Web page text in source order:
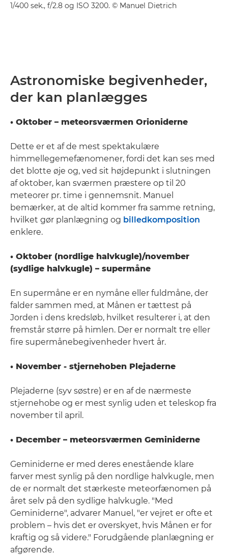
1/400 sek., f/2.8 og ISO 3200. © Manuel Dietrich
Astronomiske begivenheder,
der kan planlægges
• Oktober – meteorsværmen Orioniderne
Dette er et af de mest spektakulære
himmellegemefænomener, fordi det kan ses med
det blotte øje og, ved sit højdepunkt i slutningen
af oktober, kan sværmen præstere op til 20
meteorer pr. time i gennemsnit. Manuel
bemærker, at de altid kommer fra samme retning,
hvilket gør planlægning og billedkomposition
enklere.
• Oktober (nordlige halvkugle)/november
(sydlige halvkugle) – supermåne
En supermåne er en nymåne eller fuldmåne, der
falder sammen med, at Månen er tættest på
Jorden i dens kredsløb, hvilket resulterer i, at den
fremstår større på himlen. Der er normalt tre eller
fire supermånebegivenheder hvert år.
• November - stjernehoben Plejaderne
Plejaderne (syv søstre) er en af de nærmeste
stjernehobe og er mest synlig uden et teleskop fra
november til april.
• December – meteorsværmen Geminiderne
Geminiderne er med deres enestående klare
farver mest synlig på den nordlige halvkugle, men
de er normalt det stærkeste meteorfænomen på
året selv på den sydlige halvkugle. "Med
Geminiderne", advarer Manuel, "er vejret er ofte et
problem – hvis det er overskyet, hvis Månen er for
kraftig og så videre." Forudgående planlægning er
afgørende.